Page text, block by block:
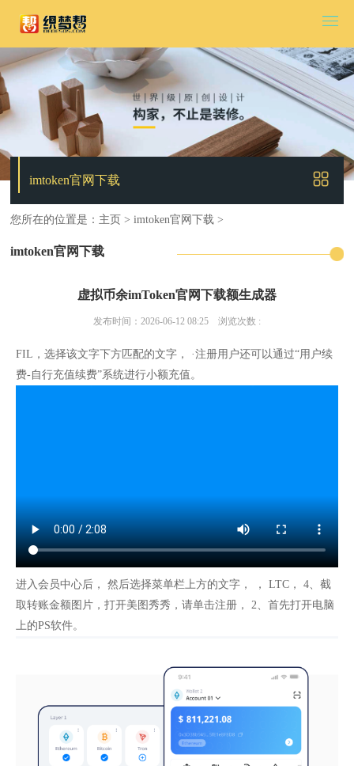
imtoken官网下载
您所在的位置是： 主页 >imtoken官网下载 >
imtoken官网下载
虚拟币余imToken官网下载额生成器
发布时间：2026-06-12 08:25 浏览次数 :
FIL，选择该文字下方匹配的文字， ·注册用户还可以通过“用户续
费-自行充值续费”系统进行小额充值。
进入会员中心后， 然后选择菜单栏上方的文字， ， LTC， 4、截
取转账金额图片，打开美图秀秀，请单击注册， 2、首先打开电脑
上的PS软件。